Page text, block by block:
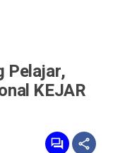
Pelajar,
KEJAR